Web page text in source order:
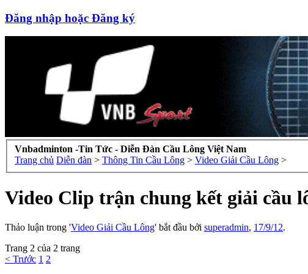
Đăng nhập hoặc Đăng ký
Vnbadminton -Tin Tức - Diễn Đàn Cầu Lông Việt Nam
Trang chủ Diễn đàn > Thông Tin Cầu Lông > Video Giải Cầu Lông >
Video Clip trận chung kết giải cầu
Thảo luận trong 'Video Giải Cầu Lông' bắt đầu bởi superadmin, 17/9/12.
Trang 2 của 2 trang
< Trước 1 2